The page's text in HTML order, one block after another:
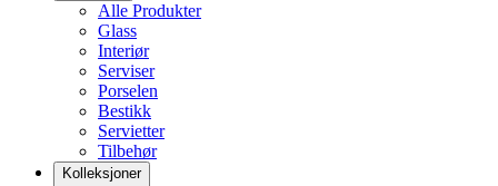
Alle Produkter
Glass
Interiør
Serviser
Porselen
Bestikk
Servietter
Tilbehør
Kolleksjoner